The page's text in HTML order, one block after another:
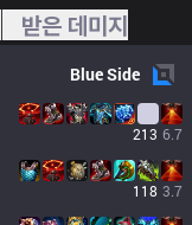
받은 데미지
BlueSide
213 6.7
118 3.7